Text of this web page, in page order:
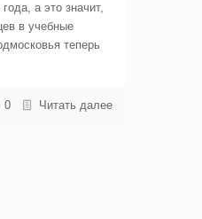
а это значит,
в учебные
теперь
0 Читать далее